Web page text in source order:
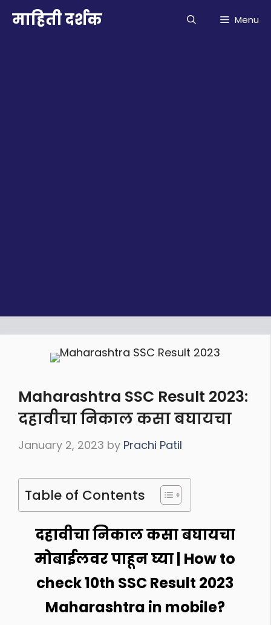
माहिती दर्शक Menu
Maharashtra SSC Result 2023:
दहावीचा निकाल कसा बघायचा
January 2, 2023 by Prachi Patil
Table of Contents
दहावीचा निकाल कसा बघायचा
मोबाईलवर पाहून घ्या | How to
check 10th SSC Result 2023
Maharashtra in mobile?